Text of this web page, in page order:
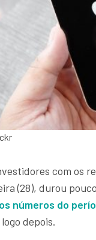
com os
(28), durou
números do
depois.